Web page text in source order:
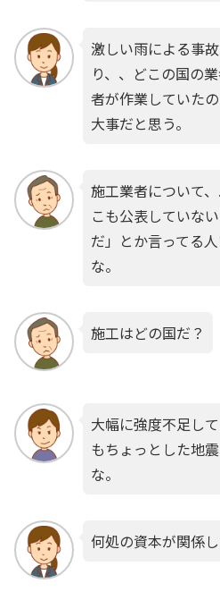
激しい雨による事
り、、どこの国の
者が作業していた
大事だと思う。
施工業者について
こも公表していな
だ」とか言ってる
な。
施工はどの国だ？
大幅に強度不足し
もちょっとした地
な。
何処の資本が関係